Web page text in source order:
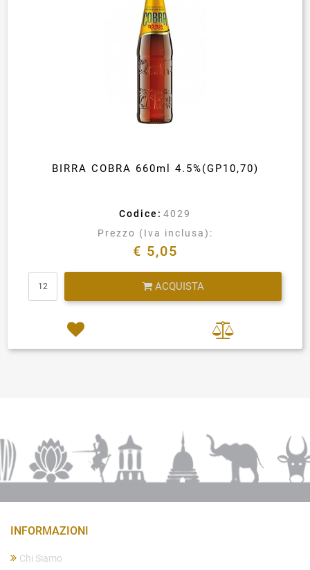
BIRRA COBRA 660ml 4.5%(GP10,70)
Codice: 4029
Prezzo (Iva inclusa):
€ 5,05
ACQUISTA
INFORMAZIONI
Chi Siamo